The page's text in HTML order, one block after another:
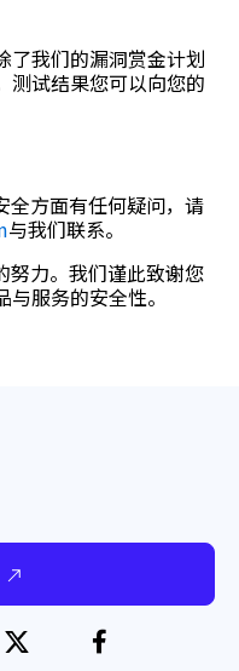
了我们的漏洞赏金计划
测试结果您可以向您的
方面有任何疑问，请
与我们联系。
力。我们谨此致谢您
服务的安全性。